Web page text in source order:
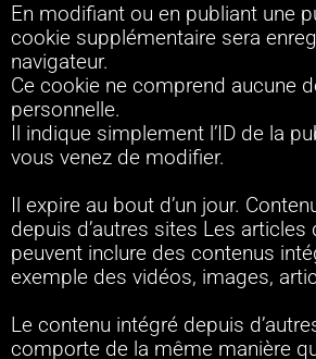
En modifiant ou en publiant une
cookie supplémentaire sera
navigateur.
Ce cookie ne comprend aucune
personnelle.
Il indique simplement l’ID de la
vous venez de modifier.
Il expire au bout d’un jour.
depuis d’autres sites Les articles
peuvent inclure des contenus
exemple des vidéos, images,
Le contenu intégré depuis
comporte de la même manière